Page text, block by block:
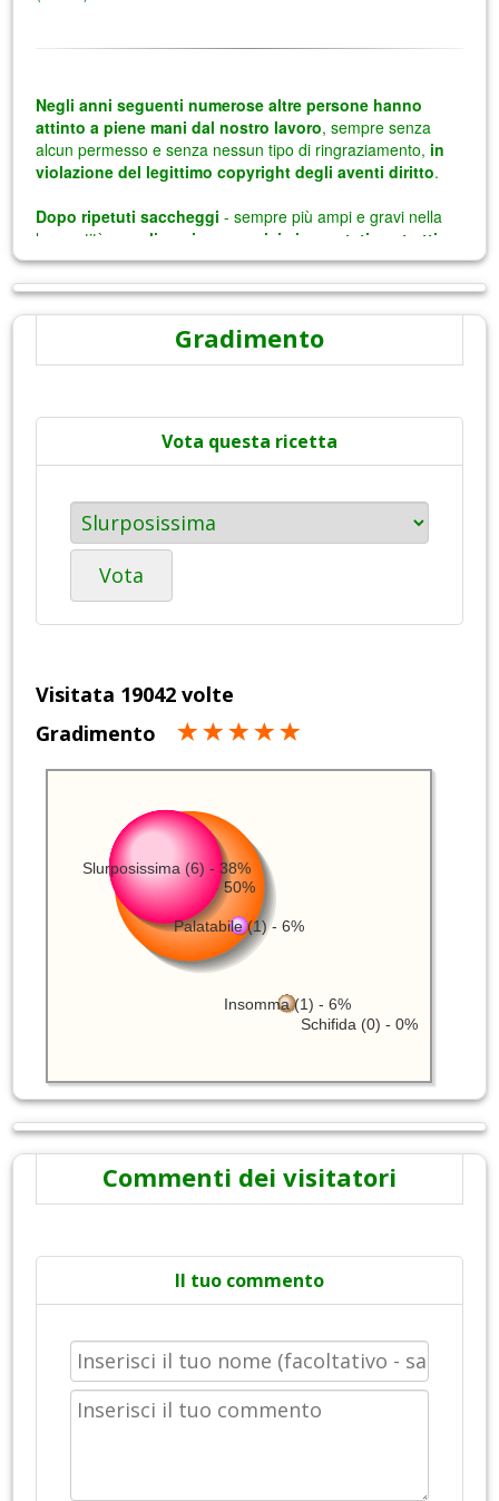
Gradimento
Vota questa ricetta
Vota
Visitata 19042 volte
Gradimento
Gustosa (8) - 50%
Slurposissima (6) - 38%
Insomma (1) - 6%
Palatabile (1) - 6%
Schifida (0) - 0%
Commenti dei visitatori
Il tuo commento